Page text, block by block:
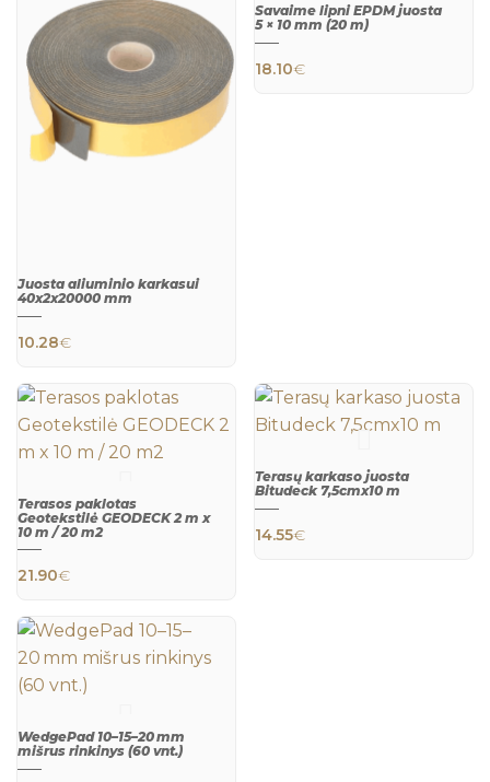
Juosta aliuminio karkasui
40x2x20000 mm
10.28€
Savaime lipni EPDM juosta
5 × 10 mm (20 m)
18.10€
Terasos paklotas
Geotekstilė GEODECK 2 m x
10 m / 20 m2
21.90€
Terasų karkaso juosta
Bitudeck 7,5cmx10 m
14.55€
WedgePad 10–15–20 mm
mišrus rinkinys (60 vnt.)